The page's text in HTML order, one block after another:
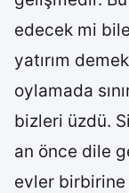
edecek mi
yatırım
oylamada
bizleri üzdü.
an önce dile
evler